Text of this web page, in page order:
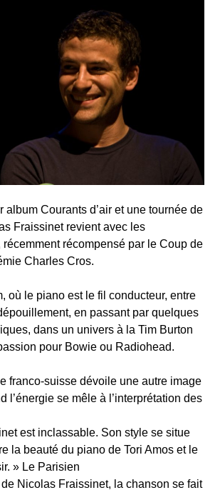
album Courants d’air et une tournée de
Fraissinet revient avec les
récemment récompensé par le Coup de
Charles Cros.
où le piano est le fil conducteur, entre
en passant par quelques
dans un univers à la Tim Burton
pour Bowie ou Radiohead.
franco-suisse dévoile une autre image
l’énergie se mêle à l’interprétation des
est inclassable. Son style se situe
la beauté du piano de Tori Amos et le
» Le Parisien
de Nicolas Fraissinet, la chanson se fait